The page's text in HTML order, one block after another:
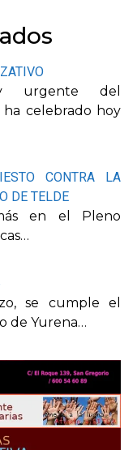
urgente del
celebrado hoy
CONTRA LA
DE TELDE
en el Pleno
se cumple el
de Yurena…